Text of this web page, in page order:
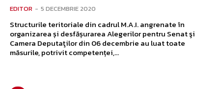
EDITOR - 5 DECEMBRIE 2020
Structurile teritoriale din cadrul M.A.I. angrenate în
organizarea și desfășurarea Alegerilor pentru Senat şi
Camera Deputaţilor din 06 decembrie au luat toate
măsurile, potrivit competenței,...